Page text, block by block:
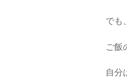
でも
ご飯
自分